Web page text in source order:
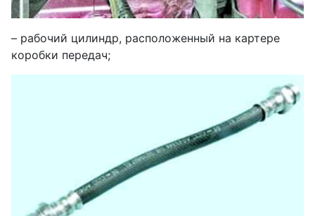
– рабочий цилиндр, расположенный на картере
коробки передач;